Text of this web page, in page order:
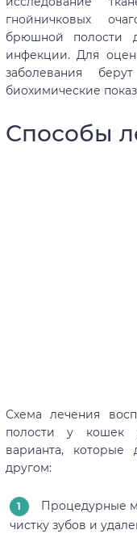
гнойничковых
брюшной полости
инфекции. Для
заболевания
биохимические
Способы
Схема лечения
полости у кошек
варианта, которые
другом:
Процедурные
чистку зубов и